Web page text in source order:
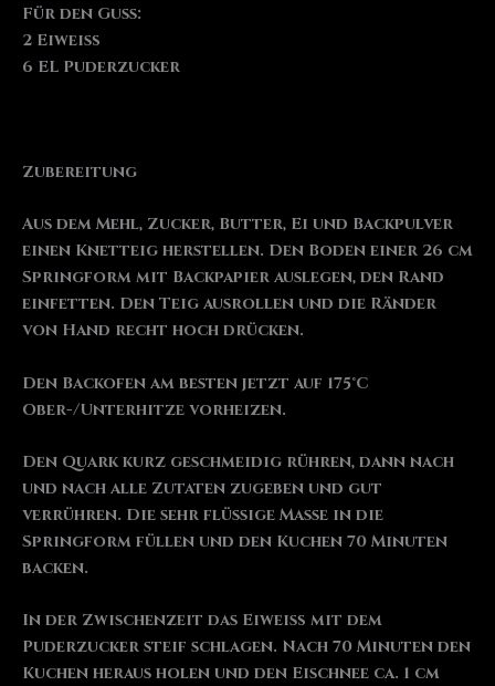
Für den Guss:
2 Eiweiß
6 EL Puderzucker
Zubereitung
Aus dem Mehl, Zucker, Butter, Ei und Backpulver
einen Knetteig herstellen. Den Boden einer 26 cm
Springform mit Backpapier auslegen, den Rand
einfetten. Den Teig ausrollen und die Ränder
von Hand recht hoch drücken.
Den Backofen am besten jetzt auf 175°C
Ober-/Unterhitze vorheizen.
Den Quark kurz geschmeidig rühren, dann nach
und nach alle Zutaten zugeben und gut
verrühren. Die sehr flüssige Masse in die
Springform füllen und den Kuchen 70 Minuten
backen.
In der Zwischenzeit das Eiweiß mit dem
Puderzucker steif schlagen. Nach 70 Minuten den
Kuchen heraus holen und den Eischnee ca. 1 cm